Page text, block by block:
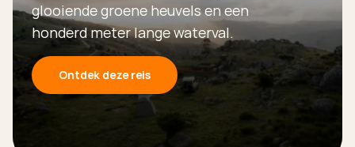
glooiende groene heuvels en een
honderd meter lange waterval.
Ontdek deze reis